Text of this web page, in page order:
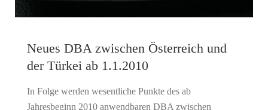
Neues DBA zwischen Österreich und
der Türkei ab 1.1.2010
In Folge werden wesentliche Punkte des ab
Jahresbeginn 2010 anwendbaren DBA zwischen